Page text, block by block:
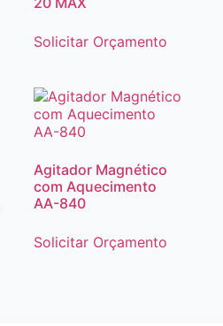
Solicitar Orçamento
Agitador Magnético
com Aquecimento
AA-840
Solicitar Orçamento